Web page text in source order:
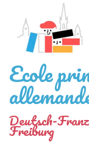
Inhalt
springen
(Eingabetaste
drücken)
Ecole
Deutsch-
Freiburg